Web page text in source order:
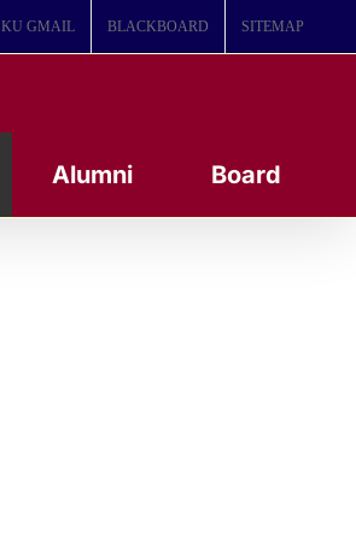
KU GMAIL BLACKBOARD SITEMAP
Alumni Board